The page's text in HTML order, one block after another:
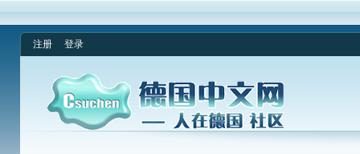
注册 登录